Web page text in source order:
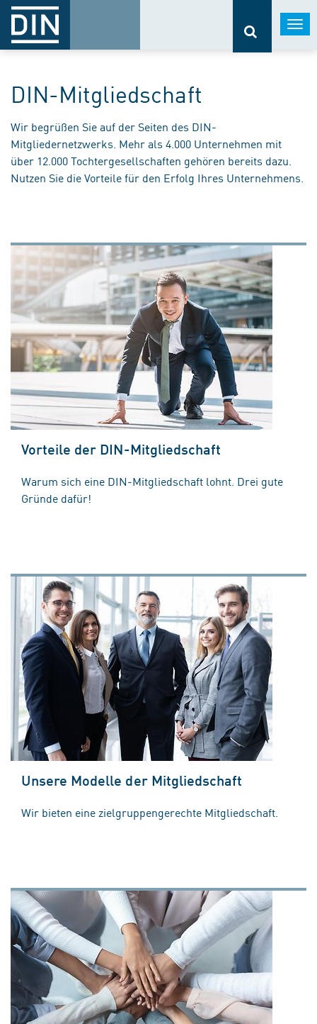
DIN-Mitgliedschaft
Wir begrüßen Sie auf der Seiten des DIN-
Mitgliedernetzwerks. Mehr als 4.000 Unternehmen mit
über 12.000 Tochtergesellschaften gehören bereits dazu.
Nutzen Sie die Vorteile für den Erfolg Ihres Unternehmens.
Vorteile der DIN-Mitgliedschaft
Warum sich eine DIN-Mitgliedschaft lohnt. Drei gute
Gründe dafür!
Unsere Modelle der Mitgliedschaft
Wir bieten eine zielgruppengerechte Mitgliedschaft.